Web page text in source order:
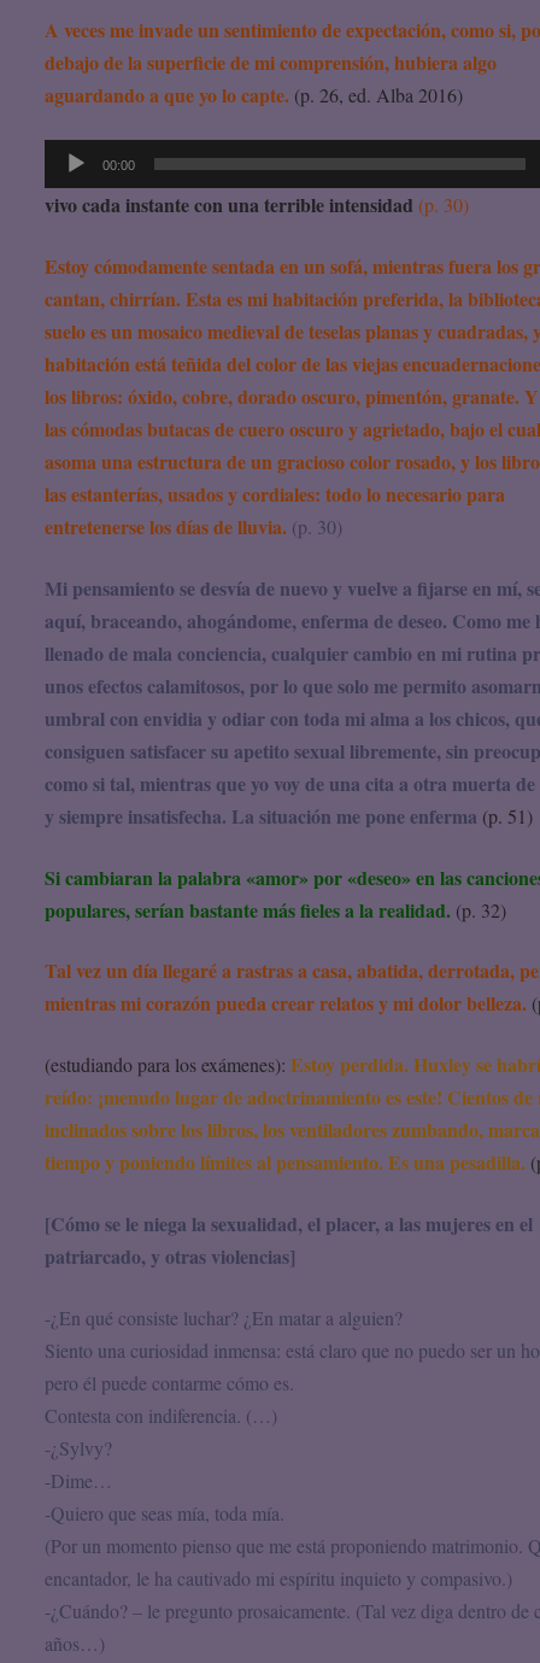
A veces me invade un sentimiento de expectación, como si,
debajo de la superficie de mi comprensión, hubiera algo
aguardando a que yo lo capte. (p. 26, ed. Alba 2016)
Reproductor
audio
00:00
vivo cada instante con una terrible intensidad (p. 30)
Estoy cómodamente sentada en un sofá, mientras fuera los
cantan, chirrían. Esta es mi habitación preferida, la
suelo es un mosaico medieval de teselas planas y cuadradas,
habitación está teñida del color de las viejas
los libros: óxido, cobre, dorado oscuro, pimentón, granate.
las cómodas butacas de cuero oscuro y agrietado, bajo el
asoma una estructura de un gracioso color rosado, y los
las estanterías, usados y cordiales: todo lo necesario para
entretenerse los días de lluvia. (p. 30)
Mi pensamiento se desvía de nuevo y vuelve a fijarse en mí,
aquí, braceando, ahogándome, enferma de deseo. Como me
llenado de mala conciencia, cualquier cambio en mi rutina
unos efectos calamitosos, por lo que solo me permito
umbral con envidia y odiar con toda mi alma a los chicos,
consiguen satisfacer su apetito sexual libremente, sin
como si tal, mientras que yo voy de una cita a otra muerta de
y siempre insatisfecha. La situación me pone enferma (p. 51)
Si cambiaran la palabra «amor» por «deseo» en las
populares, serían bastante más fieles a la realidad. (p. 32)
Tal vez un día llegaré a rastras a casa, abatida, derrotada,
mientras mi corazón pueda crear relatos y mi dolor belleza.
(estudiando para los exámenes):Estoy perdida. Huxley se
reído: ¡menudo lugar de adoctrinamiento es este! Cientos
inclinados sobre los libros, los ventiladores zumbando,
tiempo y poniendo límites al pensamiento. Es una pesadilla.
[Cómo se le niega la sexualidad, el placer, a las mujeres en el
patriarcado, y otras violencias]
-¿En qué consiste luchar? ¿En matar a alguien?
Siento una curiosidad inmensa: está claro que no puedo ser un
pero él puede contarme cómo es.
Contesta con indiferencia. (…)
-¿Sylvy?
-Dime…
-Quiero que seas mía, toda mía.
(Por un momento pienso que me está proponiendo matrimonio.
encantador, le ha cautivado mi espíritu inquieto y compasivo.)
-¿Cuándo? – le pregunto prosaicamente. (Tal vez diga dentro de
años…)